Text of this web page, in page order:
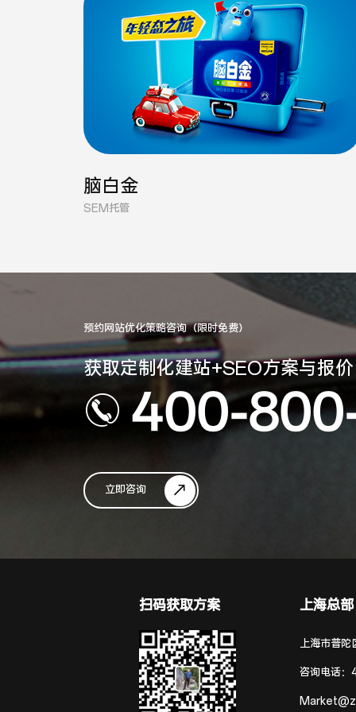
脑白金
SEM托管
预约网站优化策略咨询（限时免费）
获取定制化建站+SEO方案与报价
400-
立即咨询
扫码获取方案 上海总部
上海市普陀
咨询电话：